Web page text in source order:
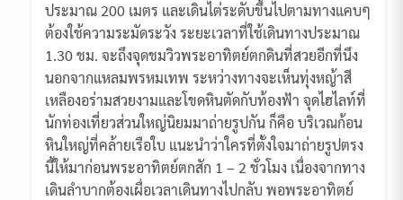
ประมาณ 200 เมตร และเดินไต่ระดับขึ้นไปตามทางแคบๆ
ต้องใช้ความระมัดระวัง ระยะเวลาที่ใช้เดินทางประมาณ
1.30 ชม. จะถึงจุดชมวิวพระอาทิตย์ตกดินที่สวยอีกที่นึง
นอกจากแหลมพรหมเทพ ระหว่างทางจะเห็นทุ่งหญ้าสี
เหลืองอร่ามสวยงามและโขดหินตัดกับท้องฟ้า จุดไฮไลท์ที่
นักท่องเที่ยวส่วนใหญ่นิยมมาถ่ายรูปกัน ก็คือ บริเวณก้อน
หินใหญ่ที่คล้ายเรือใบ แนะนำว่าใครที่ตั้งใจมาถ่ายรูปตรง
นี้ให้มาก่อนพระอาทิตย์ตกสัก 1 – 2 ชั่วโมง เนื่องจากทาง
เดินลำบากต้องเผื่อเวลาเดินทางไปกลับ พอพระอาทิตย์